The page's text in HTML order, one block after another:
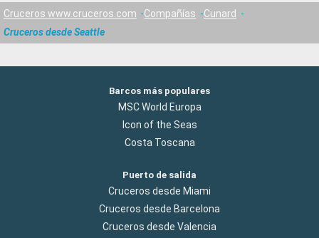
Cruceros www.cruceros.com Compañías
Cunard
Cruceros desde Seattle
Barcos más populares
MSC World Europa
Icon of the Seas
Costa Toscana
Puerto de salida
Cruceros desde Miami
Cruceros desde Barcelona
Cruceros desde Valencia